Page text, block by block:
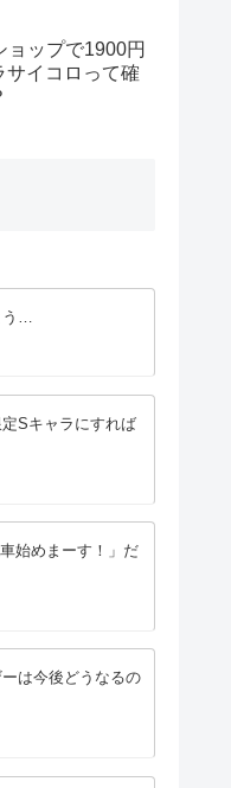
ョップで1900円
サイコロって確
う…
定Sキャラにすれば
始めまーす！」だ
ーは今後どうなるの